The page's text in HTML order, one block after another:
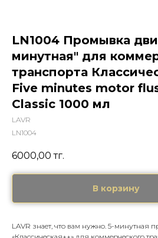
LN1004 Промывка
минутная" для
транспорта
Five minutes motor
Classic 1000 мл
LAVR
LN1004
6000,00 тг.
В корзину
LAVR знает, что вам нужно. 5-минутная